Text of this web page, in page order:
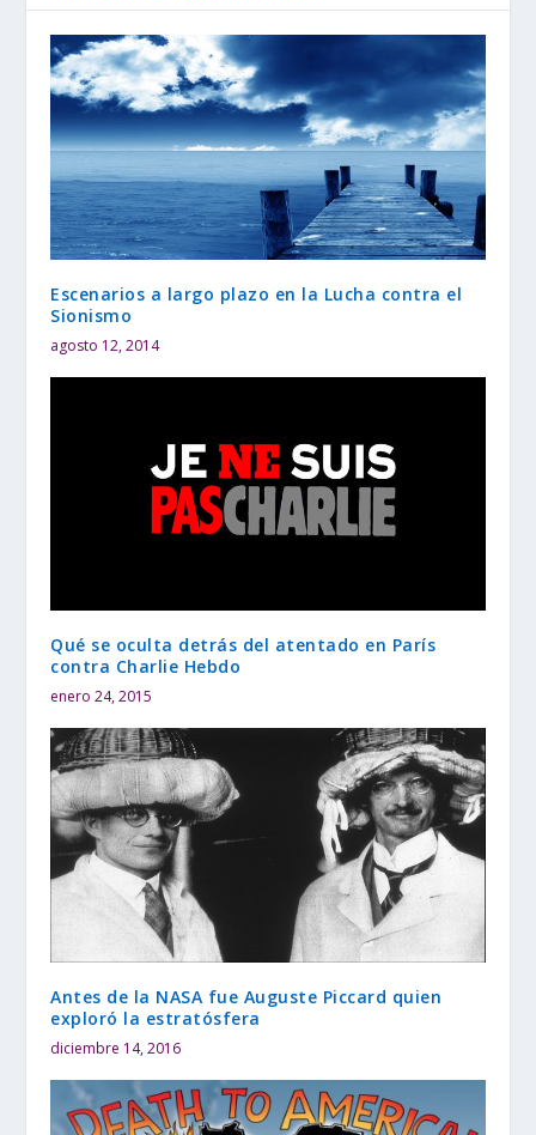
Escenarios a largo plazo en la Lucha contra el
Sionismo
agosto 12, 2014
Qué se oculta detrás del atentado en París
contra Charlie Hebdo
enero 24, 2015
Antes de la NASA fue Auguste Piccard quien
exploró la estratósfera
diciembre 14, 2016